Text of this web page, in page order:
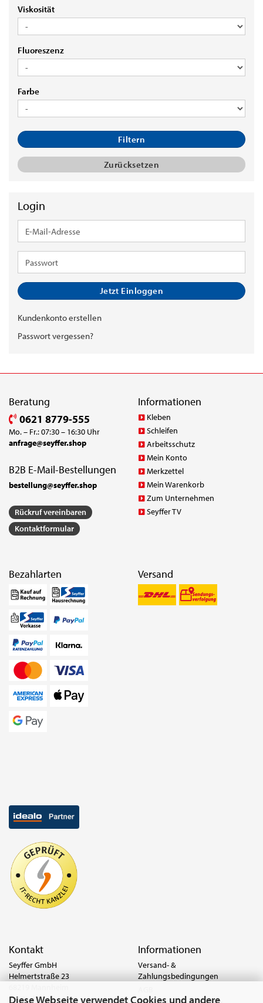
Diese Webseite verwendet Cookies und andere
VISKOSITÄT
Viskosität
FLUORESZENZ
Fluoreszenz
FARBE
Farbe
Filtern
Zurücksetzen
Login
E-
Mail-
Passwort
Jetzt Einloggen
Kundenkonto erstellen
Passwort vergessen?
Beratung
0621 8779-555
Mo. – Fr.: 07:30 – 16:30 Uhr
anfrage@seyffer.shop
B2B E-Mail-Bestellungen
bestellung@seyffer.shop
Rückruf vereinbaren
Kontaktformular
Informationen
Kleben
Schleifen
Arbeitsschutz
Mein Konto
Merkzettel
Mein Warenkorb
Zum Unternehmen
Seyffer TV
Bezahlarten Versand
Kontakt
Seyffer GmbH
Helmertstraße 23
Deutschland
Informationen
Versand- &
Zahlungsbedingungen